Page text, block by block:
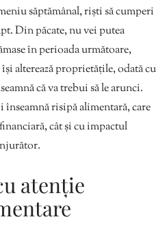
săptămânal, riști să cumperi
Din păcate, nu vei putea
în perioada următoare,
alterează proprietățile, odată cu
că va trebui să le arunci.
risipă alimentară, care
cât și cu impactul
atenție